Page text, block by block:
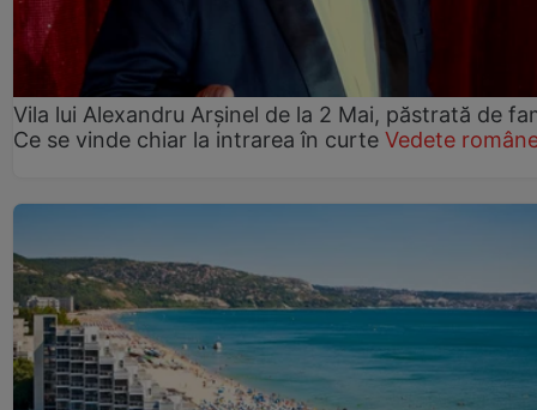
Vila lui Alexandru Arșinel de la 2 Mai, păstrată de
Ce se vinde chiar la intrarea în curte Vedete